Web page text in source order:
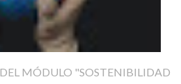
MÓDULO "SOSTENIBILIDAD